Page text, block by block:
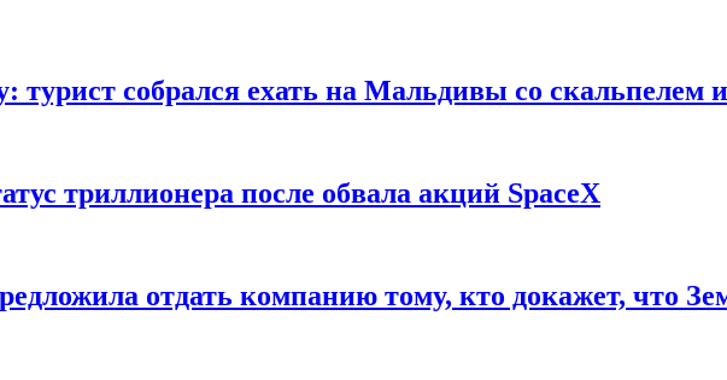
турист собрался ехать на Мальдивы со скальпелем
триллионера после обвала акций SpaceX
отдать компанию тому, кто докажет, что